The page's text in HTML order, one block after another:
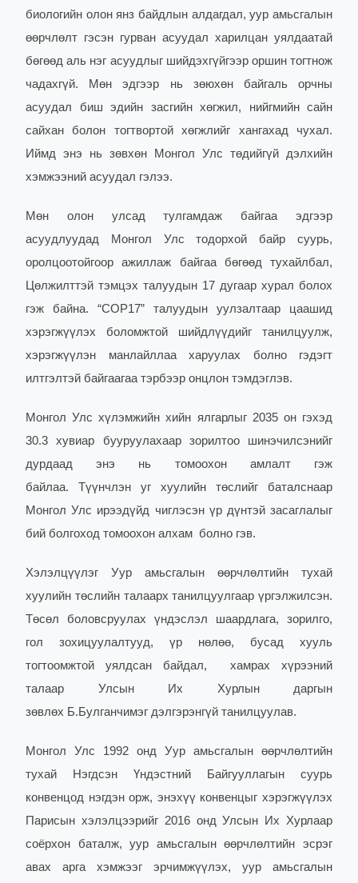
биологийн олон янз байдлын алдагдал, уур амьсгалын
өөрчлөлт гэсэн гурван асуудал харилцан уялдаатай
бөгөөд аль нэг асуудлыг шийдэхгүйгээр оршин тогтнож
чадахгүй. Мөн эдгээр нь зөюхөн байгаль орчны
асуудал биш эдийн засгийн хөгжил, нийгмийн сайн
сайхан болон тогтвортой хөгжлийг хангахад чухал.
Иймд энэ нь зөвхөн Монгол Улс төдийгүй дэлхийн
хэмжээний асуудал гэлээ.
Мөн олон улсад тулгамдаж байгаа эдгээр
асуудлуудад Монгол Улс тодорхой байр суурь,
оролцоотойгоор ажиллаж байгаа бөгөөд тухайлбал,
Цөлжилттэй тэмцэх талуудын 17 дугаар хурал болох
гэж байна. “COP17” талуудын уулзалтаар цаашид
хэрэгжүүлэх боломжтой шийдлүүдийг танилцуулж,
хэрэгжүүлэн манлайллаа харуулах болно гэдэгт
илтгэлтэй байгаагаа тэрбээр онцлон тэмдэглэв.
Монгол Улс хүлэмжийн хийн ялгарлыг 2035 он гэхэд
30.3 хувиар бууруулахаар зорилтоо шинэчилсэнийг
дурдаад энэ нь томоохон амлалт гэж
байлаа. Түүнчлэн уг хуулийн төслийг баталснаар
Монгол Улс ирээдүйд чиглэсэн үр дүнтэй засаглалыг
бий болгоход томоохон алхам болно гэв.
Хэлэлцүүлэг Уур амьсгалын өөрчлөлтийн тухай
хуулийн төслийн талаарх танилцуулгаар үргэлжилсэн.
Төсөл боловсруулах үндэслэл шаардлага, зорилго,
гол зохицуулалтууд, үр нөлөө, бусад хууль
тогтоомжтой уялдсан байдал, хамрах хүрээний
талаар Улсын Их Хурлын даргын
зөвлөх Б.Булганчимэг дэлгэрэнгүй танилцуулав.
Монгол Улс 1992 онд Уур амьсгалын өөрчлөлтийн
тухай Нэгдсэн Үндэстний Байгууллагын суурь
конвенцод нэгдэн орж, энэхүү конвенцыг хэрэгжүүлэх
Парисын хэлэлцээрийг 2016 онд Улсын Их Хурлаар
соёрхон баталж, уур амьсгалын өөрчлөлтийн эсрэг
авах арга хэмжээг эрчимжүүлэх, уур амьсгалын